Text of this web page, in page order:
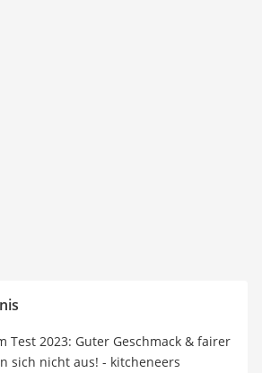
Test 2023: Guter Geschmack & fairer
sich nicht aus! - kitcheneers